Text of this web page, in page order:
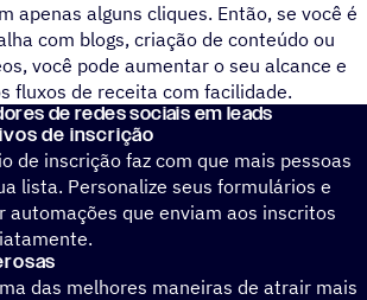
apenas alguns cliques. Então, se você é
com blogs, criação de conteúdo ou
você pode aumentar o seu alcance e
fluxos de receita com facilidade.
de redes sociais em leads
de inscrição
de inscrição faz com que mais pessoas
lista. Personalize seus formulários e
automações que enviam aos inscritos
das melhores maneiras de atrair mais